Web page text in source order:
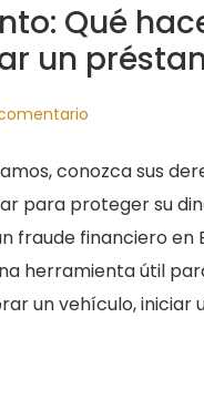
Qué
un
conozca sus
para proteger su
fraude financiero en
herramienta útil
un vehículo, iniciar